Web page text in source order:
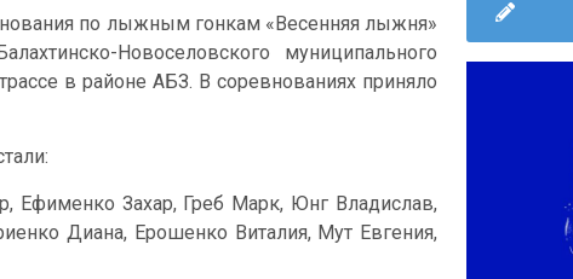
по лыжным гонкам «Весенняя лыжня»
Новоселовского муниципального
в районе АБЗ. В соревнованиях приняло
Захар, Греб Марк, Юнг Владислав,
Диана, Ерошенко Виталия, Мут Евгения,